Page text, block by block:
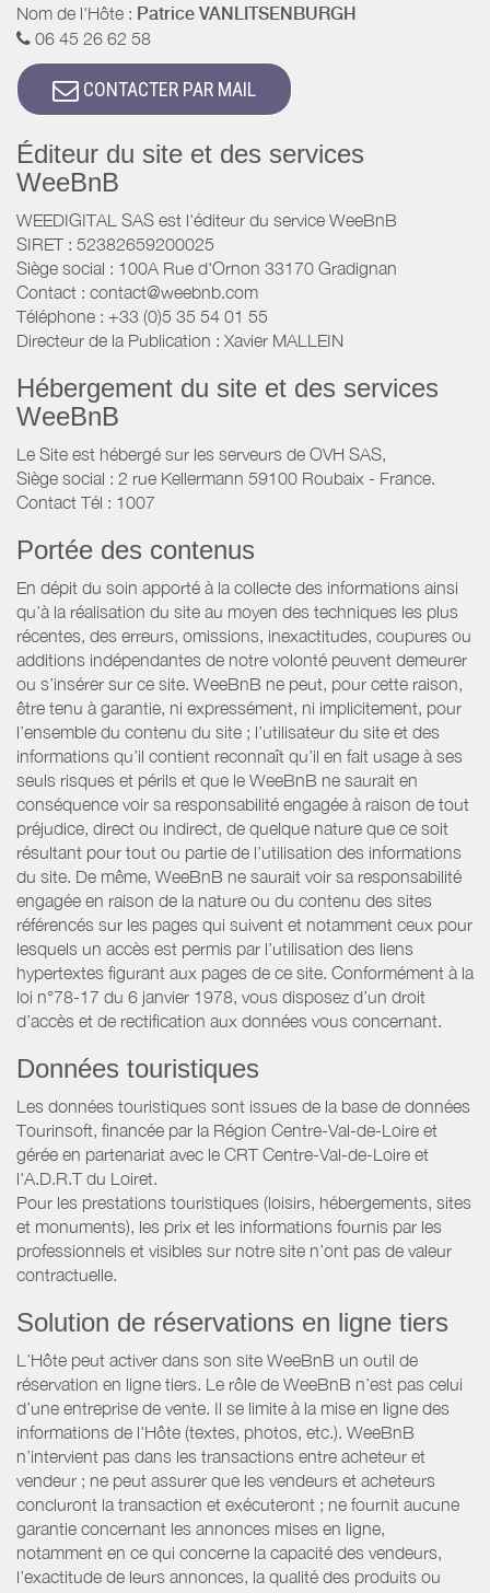
Nom de l'Hôte : Patrice VANLITSENBURGH
06 45 26 62 58
CONTACTER PAR MAIL
Éditeur du site et des services
WeeBnB
WEEDIGITAL SAS est l'éditeur du service WeeBnB
SIRET : 52382659200025
Siège social : 100A Rue d'Ornon 33170 Gradignan
Contact : contact@weebnb.com
Téléphone : +33 (0)5 35 54 01 55
Directeur de la Publication : Xavier MALLEIN
Hébergement du site et des services
WeeBnB
Le Site est hébergé sur les serveurs de OVH SAS,
Siège social : 2 rue Kellermann 59100 Roubaix - France.
Contact Tél : 1007
Portée des contenus
En dépit du soin apporté à la collecte des informations ainsi
qu’à la réalisation du site au moyen des techniques les plus
récentes, des erreurs, omissions, inexactitudes, coupures ou
additions indépendantes de notre volonté peuvent demeurer
ou s’insérer sur ce site. WeeBnB ne peut, pour cette raison,
être tenu à garantie, ni expressément, ni implicitement, pour
l’ensemble du contenu du site ; l’utilisateur du site et des
informations qu’il contient reconnaît qu’il en fait usage à ses
seuls risques et périls et que le WeeBnB ne saurait en
conséquence voir sa responsabilité engagée à raison de tout
préjudice, direct ou indirect, de quelque nature que ce soit
résultant pour tout ou partie de l’utilisation des informations
du site. De même, WeeBnB ne saurait voir sa responsabilité
engagée en raison de la nature ou du contenu des sites
référencés sur les pages qui suivent et notamment ceux pour
lesquels un accès est permis par l’utilisation des liens
hypertextes figurant aux pages de ce site. Conformément à la
loi n°78-17 du 6 janvier 1978, vous disposez d’un droit
d’accès et de rectification aux données vous concernant.
Données touristiques
Les données touristiques sont issues de la base de données
Tourinsoft, financée par la Région Centre-Val-de-Loire et
gérée en partenariat avec le CRT Centre-Val-de-Loire et
l'A.D.R.T du Loiret.
Pour les prestations touristiques (loisirs, hébergements, sites
et monuments), les prix et les informations fournis par les
professionnels et visibles sur notre site n’ont pas de valeur
contractuelle.
Solution de réservations en ligne tiers
L’Hôte peut activer dans son site WeeBnB un outil de
réservation en ligne tiers. Le rôle de WeeBnB n’est pas celui
d’une entreprise de vente. Il se limite à la mise en ligne des
informations de l'Hôte (textes, photos, etc.). WeeBnB
n’intervient pas dans les transactions entre acheteur et
vendeur ; ne peut assurer que les vendeurs et acheteurs
concluront la transaction et exécuteront ; ne fournit aucune
garantie concernant les annonces mises en ligne,
notamment en ce qui concerne la capacité des vendeurs,
l’exactitude de leurs annonces, la qualité des produits ou